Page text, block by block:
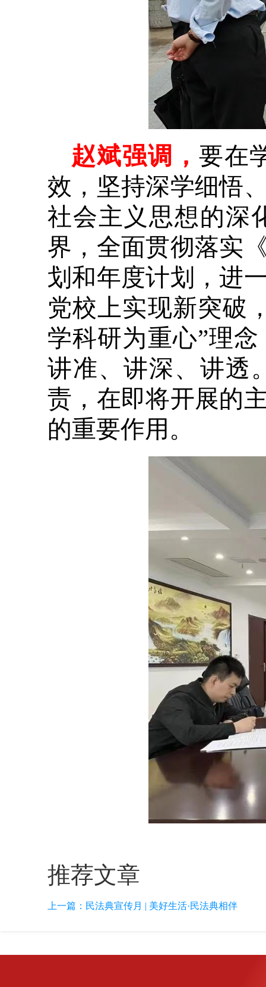
赵斌强调， 要在
效，坚持深学细悟
社会主义思想的深
界，全面贯彻落实
划和年度计划，进
党校上实现新突破
学科研为重心”理
讲准、讲深、讲透
责，在即将开展的
的重要作用。
推荐文章
上一篇： 民法典宣传月 | 美好生活·民法典相伴